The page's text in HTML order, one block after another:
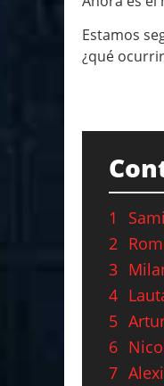
Estamos
¿qué
1
2
3
4
5
6
7